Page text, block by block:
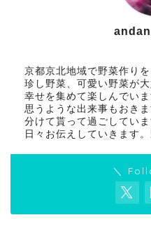
京都京北地域で野菜作り
珍し野菜、可愛い野菜が
幸せを集めて楽しんでい
思うような出来事もおき
分けて貰って過ごしてい
日々お伝えしていきます
＼